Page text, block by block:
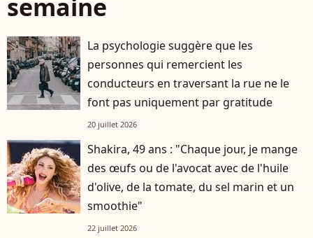
semaine
La psychologie suggère que les
personnes qui remercient les
conducteurs en traversant la rue ne le
font pas uniquement par gratitude
20 juillet 2026
Shakira, 49 ans : "Chaque jour, je mange
des œufs ou de l'avocat avec de l'huile
d'olive, de la tomate, du sel marin et un
smoothie"
22 juillet 2026